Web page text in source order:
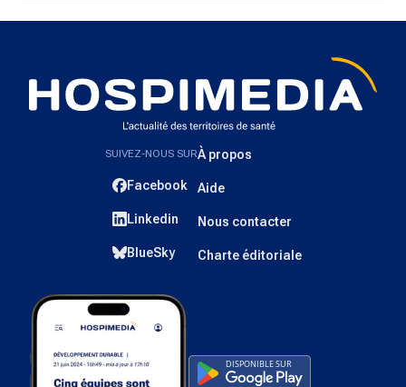
SUIVEZ-NOUS SUR
Facebook
Linkedin
BlueSky
À propos
Aide
Nous contacter
Charte éditoriale